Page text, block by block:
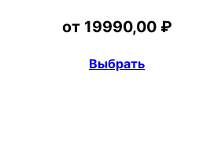
от 19990,00 ₽
Выбрать